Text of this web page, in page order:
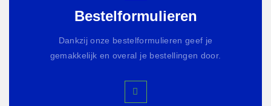
Bestelformulieren
Dankzij onze bestelformulieren geef je
gemakkelijk en overal je bestellingen door.